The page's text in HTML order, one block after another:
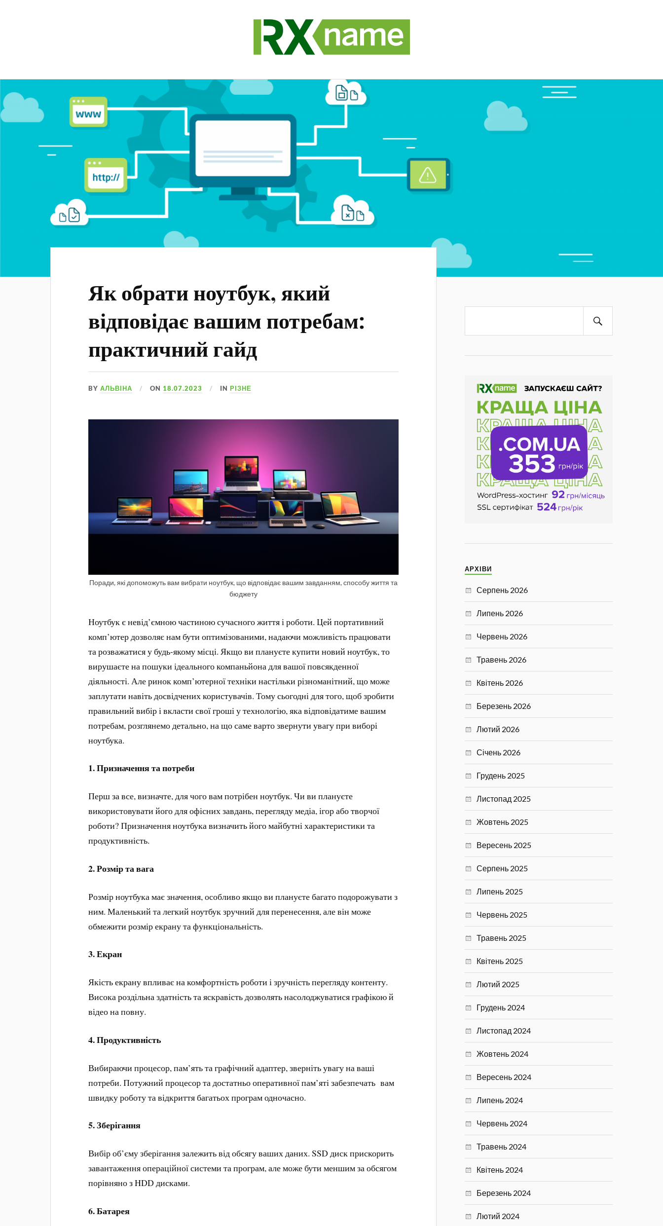
Як обрати ноутбук, який
відповідає вашим потребам:
практичний гайд
BYАЛЬВІНА ON 18.07.2023 INРІЗНЕ
Поради, які допоможуть вам вибрати ноутбук, що відповідає вашим завданням, способу життя та
бюджету
Ноутбук є невід’ємною частиною сучасного життя і роботи. Цей портативний
комп’ютер дозволяє нам бути оптимізованими, надаючи можливість працювати
та розважатися у будь-якому місці. Якщо ви плануєте купити новий ноутбук, то
вирушаєте на пошуки ідеального компаньйона для вашої повсякденної
діяльності. Але ринок комп’ютерної техніки настільки різноманітний, що може
заплутати навіть досвідчених користувачів. Тому сьогодні для того, щоб зробити
правильний вибір і вкласти свої гроші у технологію, яка відповідатиме вашим
потребам, розглянемо детально, на що саме варто звернути увагу при виборі
ноутбука.
1. Призначення та потреби
Перш за все, визначте, для чого вам потрібен ноутбук. Чи ви плануєте
використовувати його для офісних завдань, перегляду медіа, ігор або творчої
роботи? Призначення ноутбука визначить його майбутні характеристики та
продуктивність.
2. Розмір та вага
Розмір ноутбука має значення, особливо якщо ви плануєте багато подорожувати з
ним. Маленький та легкий ноутбук зручний для перенесення, але він може
обмежити розмір екрану та функціональність.
3. Екран
Якість екрану впливає на комфортність роботи і зручність перегляду контенту.
Висока роздільна здатність та яскравість дозволять насолоджуватися графікою й
відео на повну.
4. Продуктивність
Вибираючи процесор, пам’ять та графічний адаптер, зверніть увагу на ваші
потреби. Потужний процесор та достатньо оперативної пам’яті забезпечать вам
швидку роботу та відкриття багатьох програм одночасно.
5.Зберігання
Вибір об’єму зберігання залежить від обсягу ваших даних. SSD диск прискорить
завантаження операційної системи та програм, але може бути меншим за обсягом
порівняно з HDD дисками.
6. Батарея
АРХІВИ
Серпень 2026
Липень 2026
Червень 2026
Травень 2026
Квітень 2026
Березень 2026
Лютий 2026
Січень 2026
Грудень 2025
Листопад 2025
Жовтень 2025
Вересень 2025
Серпень 2025
Липень 2025
Червень 2025
Травень 2025
Квітень 2025
Лютий 2025
Грудень 2024
Листопад 2024
Жовтень 2024
Вересень 2024
Липень 2024
Червень 2024
Травень 2024
Квітень 2024
Березень 2024
Лютий 2024